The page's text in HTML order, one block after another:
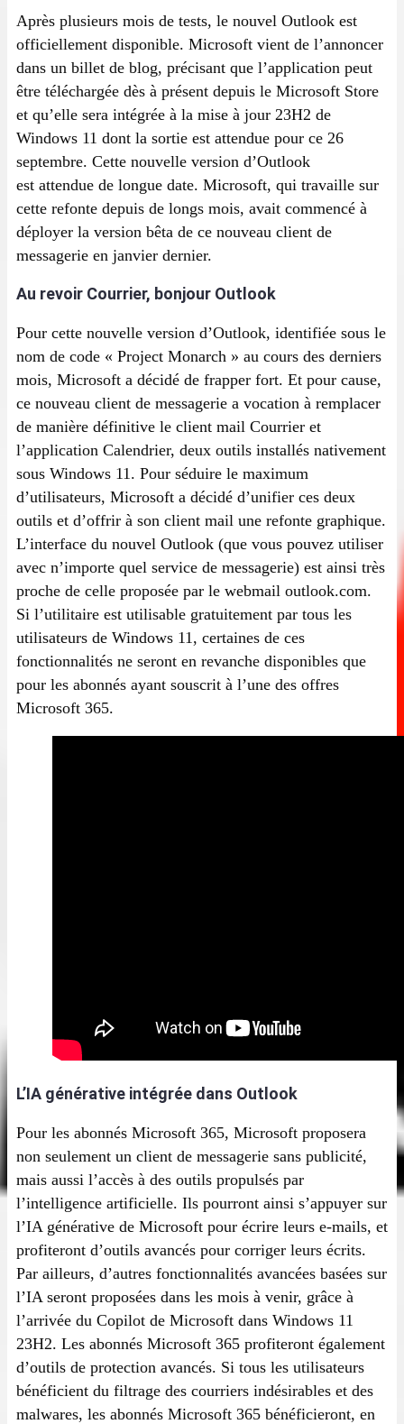
Après plusieurs mois de tests, le nouvel Outlook est
officiellement disponible. Microsoft vient de l’annoncer
dans un billet de blog, précisant que l’application peut
être téléchargée dès à présent depuis le Microsoft Store
et qu’elle sera intégrée à la mise à jour 23H2 de
Windows 11 dont la sortie est attendue pour ce 26
septembre. Cette nouvelle version d’Outlook
est attendue de longue date. Microsoft, qui travaille sur
cette refonte depuis de longs mois, avait commencé à
déployer la version bêta de ce nouveau client de
messagerie en janvier dernier.
Au revoir Courrier, bonjour Outlook
Pour cette nouvelle version d’Outlook, identifiée sous le
nom de code « Project Monarch » au cours des derniers
mois, Microsoft a décidé de frapper fort. Et pour cause,
ce nouveau client de messagerie a vocation à remplacer
de manière définitive le client mail Courrier et
l’application Calendrier, deux outils installés nativement
sous Windows 11. Pour séduire le maximum
d’utilisateurs, Microsoft a décidé d’unifier ces deux
outils et d’offrir à son client mail une refonte graphique.
L’interface du nouvel Outlook (que vous pouvez utiliser
avec n’importe quel service de messagerie) est ainsi très
proche de celle proposée par le webmail outlook.com.
Si l’utilitaire est utilisable gratuitement par tous les
utilisateurs de Windows 11, certaines de ces
fonctionnalités ne seront en revanche disponibles que
pour les abonnés ayant souscrit à l’une des offres
Microsoft 365.
L’IA générative intégrée dans Outlook
Pour les abonnés Microsoft 365, Microsoft proposera
non seulement un client de messagerie sans publicité,
mais aussi l’accès à des outils propulsés par
l’intelligence artificielle. Ils pourront ainsi s’appuyer sur
l’IA générative de Microsoft pour écrire leurs e-mails, et
profiteront d’outils avancés pour corriger leurs écrits.
Par ailleurs, d’autres fonctionnalités avancées basées sur
l’IA seront proposées dans les mois à venir, grâce à
l’arrivée du Copilot de Microsoft dans Windows 11
23H2. Les abonnés Microsoft 365 profiteront également
d’outils de protection avancés. Si tous les utilisateurs
bénéficient du filtrage des courriers indésirables et des
malwares, les abonnés Microsoft 365 bénéficieront, en